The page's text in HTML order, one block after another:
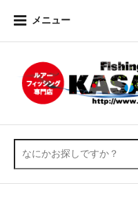
メニュー